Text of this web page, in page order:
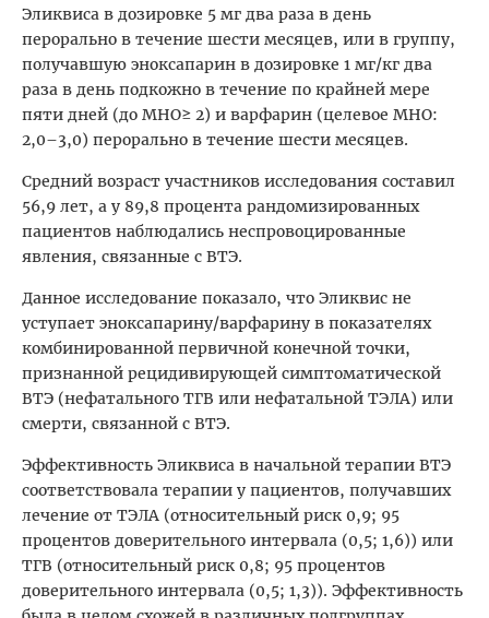
Эликвиса в дозировке 5 мг два раза в день
перорально в течение шести месяцев, или в группу,
получавшую эноксапарин в дозировке 1 мг/кг два
раза в день подкожно в течение по крайней мере
пяти дней (до МНО≥ 2) и варфарин (целевое МНО:
2,0–3,0) перорально в течение шести месяцев.
Средний возраст участников исследования составил
56,9 лет, а у 89,8 процента рандомизированных
пациентов наблюдались неспровоцированные
явления, связанные с ВТЭ.
Данное исследование показало, что Эликвис не
уступает эноксапарину/варфарину в показателях
комбинированной первичной конечной точки,
признанной рецидивирующей симптоматической
ВТЭ (нефатального ТГВ или нефатальной ТЭЛА) или
смерти, связанной с ВТЭ.
Эффективность Эликвиса в начальной терапии ВТЭ
соответствовала терапии у пациентов, получавших
лечение от ТЭЛА (относительный риск 0,9; 95
процентов доверительного интервала (0,5; 1,6)) или
ТГВ (относительный риск 0,8; 95 процентов
доверительного интервала (0,5; 1,3)). Эффективность